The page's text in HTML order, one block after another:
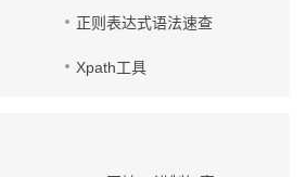
正则表达式语法速查
Xpath工具